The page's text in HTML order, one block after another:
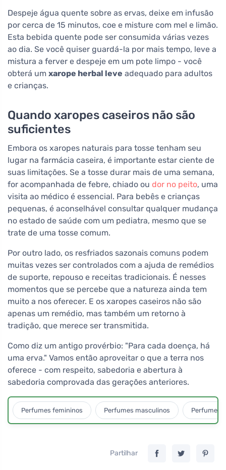
Despeje água quente sobre as ervas, deixe em infusão
por cerca de 15 minutos, coe e misture com mel e limão.
Esta bebida quente pode ser consumida várias vezes
ao dia. Se você quiser guardá-la por mais tempo, leve a
mistura a ferver e despeje em um pote limpo - você
obterá um xarope herbal leve adequado para adultos
e crianças.
Quando xaropes caseiros não são
suficientes
Embora os xaropes naturais para tosse tenham seu
lugar na farmácia caseira, é importante estar ciente de
suas limitações. Se a tosse durar mais de uma semana,
for acompanhada de febre, chiado ou dor no peito, uma
visita ao médico é essencial. Para bebês e crianças
pequenas, é aconselhável consultar qualquer mudança
no estado de saúde com um pediatra, mesmo que se
trate de uma tosse comum.
Por outro lado, os resfriados sazonais comuns podem
muitas vezes ser controlados com a ajuda de remédios
de suporte, repouso e receitas tradicionais. É nesses
momentos que se percebe que a natureza ainda tem
muito a nos oferecer. E os xaropes caseiros não são
apenas um remédio, mas também um retorno à
tradição, que merece ser transmitida.
Como diz um antigo provérbio: "Para cada doença, há
uma erva." Vamos então aproveitar o que a terra nos
oferece - com respeito, sabedoria e abertura à
sabedoria comprovada das gerações anteriores.
Perfumes femininos Perfumes masculinos Perfumes
Partilhar